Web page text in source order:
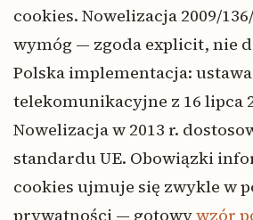
cookies. Nowelizacja 2009/
wymóg — zgoda explicit, nie
Polska implementacja:
telekomunikacyjne z 16 lipca
Nowelizacja w 2013 r.
standardu UE. Obowiązki
cookies ujmuje się zwykle w
prywatności — gotowywzór